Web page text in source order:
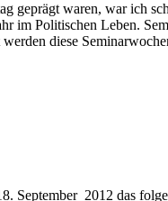
geprägt waren, war ich
im Politischen Leben.
diese
September 2012 das